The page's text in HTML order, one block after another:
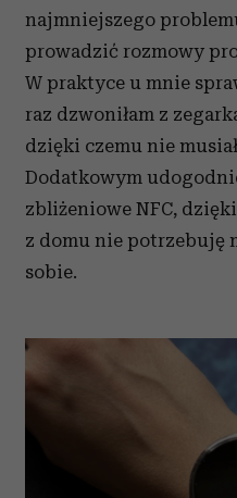
najmniejszego
prowadzić rozmowy
W praktyce u mnie
raz dzwoniłam z
dzięki czemu nie
Dodatkowym
zbliżeniowe NFC,
z domu nie potrzebuję
sobie.